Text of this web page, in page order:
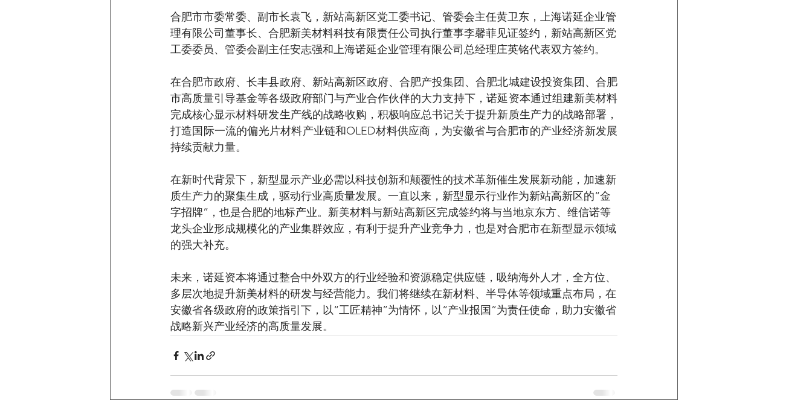
合肥市市委常委、副市长袁飞，新站高新区党工委书记、管委会主任黄卫东，上海诺延企业管
理有限公司董事长、合肥新美材料科技有限责任公司执行董事李馨菲见证签约，新站高新区党
工委委员、管委会副主任安志强和上海诺延企业管理有限公司总经理庄英铭代表双方签约。
在合肥市政府、长丰县政府、新站高新区政府、合肥产投集团、合肥北城建设投资集团、合肥
市高质量引导基金等各级政府部门与产业合作伙伴的大力支持下，诺延资本通过组建新美材料
完成核心显示材料研发生产线的战略收购，积极响应总书记关于提升新质生产力的战略部署，
打造国际一流的偏光片材料产业链和OLED材料供应商，为安徽省与合肥市的产业经济新发展
持续贡献力量。
在新时代背景下，新型显示产业必需以科技创新和颠覆性的技术革新催生发展新动能，加速新
质生产力的聚集生成，驱动行业高质量发展。一直以来，新型显示行业作为新站高新区的“金
字招牌”，也是合肥的地标产业。新美材料与新站高新区完成签约将与当地京东方、维信诺等
龙头企业形成规模化的产业集群效应，有利于提升产业竞争力，也是对合肥市在新型显示领域
的强大补充。
未来，诺延资本将通过整合中外双方的行业经验和资源稳定供应链，吸纳海外人才，全方位、
多层次地提升新美材料的研发与经营能力。我们将继续在新材料、半导体等领域重点布局，在
安徽省各级政府的政策指引下，以“工匠精神”为情怀，以“产业报国”为责任使命，助力安徽省
战略新兴产业经济的高质量发展。